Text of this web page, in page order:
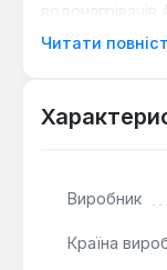
BLU ECO, PRO
відповідає
забезпечує
Читати
Виробник
Країна